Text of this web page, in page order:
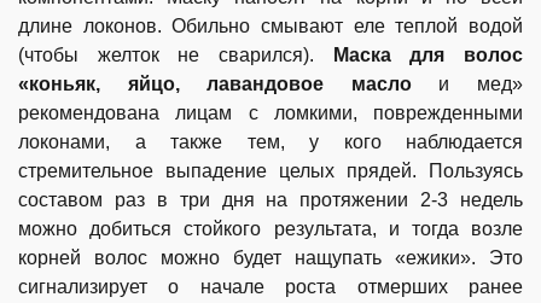
длине локонов. Обильно смывают еле теплой водой
(чтобы желток не сварился).
Маска для волос
«коньяк, яйцо, лавандовое маслои мед»
рекомендована лицам с ломкими, поврежденными
локонами, а также тем, у кого наблюдается
стремительное выпадение целых прядей. Пользуясь
составом раз в три дня на протяжении 2-3 недель
можно добиться стойкого результата, и тогда возле
корней волос можно будет нащупать «ежики». Это
сигнализирует о начале роста отмерших ранее